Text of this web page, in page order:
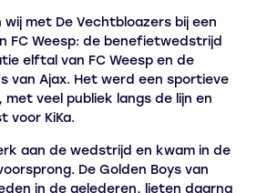
met De Vechtbloazers bij een
FC Weesp: de benefietwedstrijd
elftal van FC Weesp en de
van Ajax. Het werd een sportieve
met veel publiek langs de lijn en
voor KiKa.
aan de wedstrijd en kwam in de
De Golden Boys van
in de gelederen, lieten daarna